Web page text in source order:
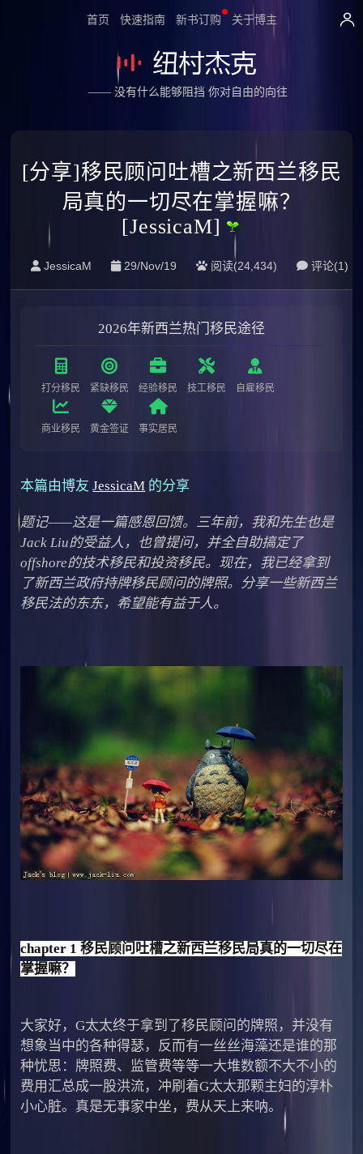
首页 快速指南 新书订购 关于博主
—— 没有什么能够阻挡 你对自由的向往
[分享]移民顾问吐槽之新西兰移民
局真的一切尽在掌握嘛？
[JessicaM]
JessicaM 29/Nov/19 阅读(24,434) 评论(1)
2026年新西兰热门移民途径
打分移民 紧缺移民 经验移民 技工移民 自雇移民
商业移民 黄金签证 事实居民
本篇由博友JessicaM 的分享
题记——这是一篇感恩回馈。三年前，我和先生也是
Jack Liu的受益人，也曾提问，并全自助搞定了
offshore的技术移民和投资移民。现在，我已经拿到
了新西兰政府持牌移民顾问的牌照。分享一些新西兰
移民法的东东，希望能有益于人。
chapter 1 移民顾问吐槽之新西兰移民局真的一切尽在
掌握嘛？
大家好，G太太终于拿到了移民顾问的牌照，并没有
想象当中的各种得瑟，反而有一丝丝海藻还是谁的那
种忧思：牌照费、监管费等等一大堆数额不大不小的
费用汇总成一股洪流，冲刷着G太太那颗主妇的淳朴
小心脏。真是无事家中坐，费从天上来呐。